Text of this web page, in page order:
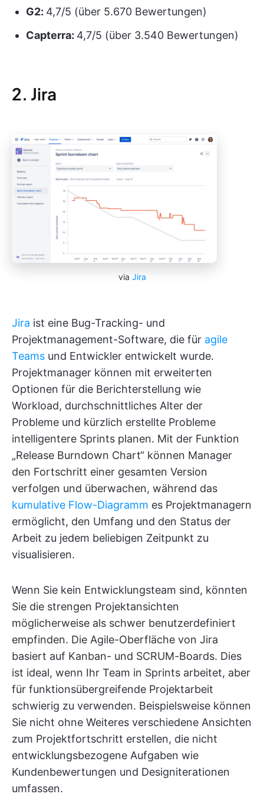
G2: 4,7/5 (über 5.670 Bewertungen)
Capterra: 4,7/5 (über 3.540 Bewertungen)
2. Jira
via Jira
Jira ist eine Bug-Tracking- und
Projektmanagement-Software, die für agile
Teams und Entwickler entwickelt wurde.
Projektmanager können mit erweiterten
Optionen für die Berichterstellung wie
Workload, durchschnittliches Alter der
Probleme und kürzlich erstellte Probleme
intelligentere Sprints planen. Mit der Funktion
„Release Burndown Chart“ können Manager
den Fortschritt einer gesamten Version
verfolgen und überwachen, während das
kumulative Flow-Diagramm es Projektmanagern
ermöglicht, den Umfang und den Status der
Arbeit zu jedem beliebigen Zeitpunkt zu
visualisieren.
Wenn Sie kein Entwicklungsteam sind, könnten
Sie die strengen Projektansichten
möglicherweise als schwer benutzerdefiniert
empfinden. Die Agile-Oberfläche von Jira
basiert auf Kanban- und SCRUM-Boards. Dies
ist ideal, wenn Ihr Team in Sprints arbeitet, aber
für funktionsübergreifende Projektarbeit
schwierig zu verwenden. Beispielsweise können
Sie nicht ohne Weiteres verschiedene Ansichten
zum Projektfortschritt erstellen, die nicht
entwicklungsbezogene Aufgaben wie
Kundenbewertungen und Designiterationen
umfassen.